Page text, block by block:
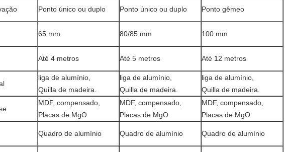
Ponto único ou duplo Ponto único ou duplo Ponto gêmeo
65 mm 80/85 mm 100 mm
Até 4 metros Até 5 metros Até 12 metros
liga de alumínio,
Quilla de madeira.
liga de alumínio,
Quilla de madeira.
liga de alumínio,
Quilla de madeira.
MDF, compensado,
Placas de MgO
MDF, compensado,
Placas de MgO
MDF, compensado,
Placas de MgO
Quadro de alumínio Quadro de alumínio Quadro de alumínio